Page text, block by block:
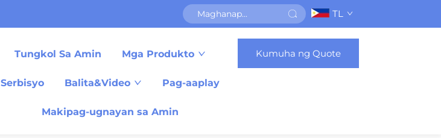
TL
Tungkol Sa Amin Mga Produkto
Serbisyo Balita&Video Pag-aaplay
Makipag-ugnayan sa Amin
Kumuha ng Quote